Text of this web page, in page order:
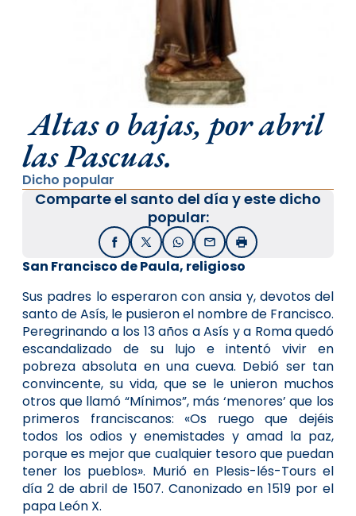
Altas o bajas, por abril
las Pascuas.
Dicho popular
Comparte el santo del día y este dicho
popular:
FacebookX / TwitterWhatsApp
EmailImprimir
San Francisco de Paula, religioso
Sus padres lo esperaron con ansia y, devotos del
santo de Asís, le pusieron el nombre de Francisco.
Peregrinando a los 13 años a Asís y a Roma quedó
escandalizado de su lujo e intentó vivir en
pobreza absoluta en una cueva. Debió ser tan
convincente, su vida, que se le unieron muchos
otros que llamó “Mínimos”, más ‘menores’ que los
primeros franciscanos: «Os ruego que dejéis
todos los odios y enemistades y amad la paz,
porque es mejor que cualquier tesoro que puedan
tener los pueblos». Murió en Plesis-lés-Tours el
día 2 de abril de 1507. Canonizado en 1519 por el
papa León X.